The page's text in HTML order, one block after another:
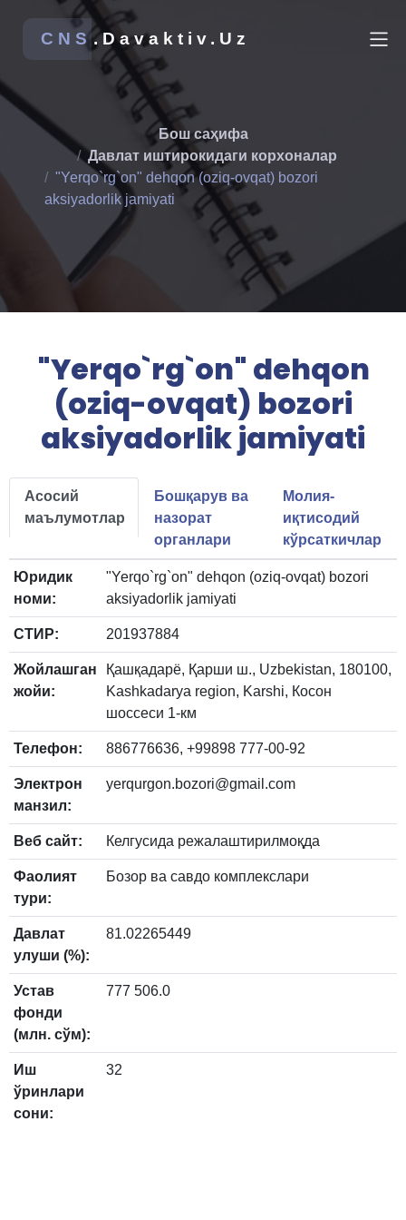
CNS .Davaktiv.Uz
Бош саҳифа
Давлат иштирокидаги корхоналар
"Yerqo`rg`on" dehqon (oziq-ovqat) bozori
aksiyadorlik jamiyati
"Yerqo`rg`on" dehqon
(oziq-ovqat) bozori
aksiyadorlik jamiyati
Асосий
маълумотлар
Бошқарув ва
назорат
органлари
Молия-
иқтисодий
кўрсаткичлар
Юридик
номи:
"Yerqo`rg`on" dehqon (oziq-ovqat) bozori
aksiyadorlik jamiyati
СТИР: 201937884
Жойлашган
жойи:
Қашқадарё, Қарши ш., Uzbekistan, 180100,
Kashkadarya region, Karshi, Косон
шоссеси 1-км
Телефон: 886776636, +99898 777-00-92
Электрон
манзил:
yerqurgon.bozori@gmail.com
Веб сайт: Келгусида режалаштирилмоқда
Фаолият
тури:
Бозор ва савдо комплекслари
Давлат
улуши (%):
81.02265449
Устав
фонди
(млн. сўм):
777 506.0
Иш
ўринлари
сони:
32